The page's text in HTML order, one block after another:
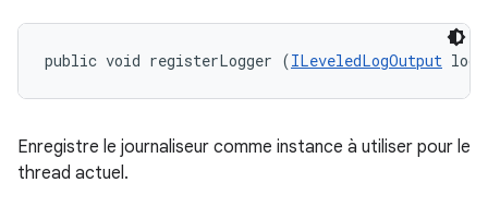
public void registerLogger (ILeveledLogOutput log)
Enregistre le journaliseur comme instance à utiliser pour le
thread actuel.